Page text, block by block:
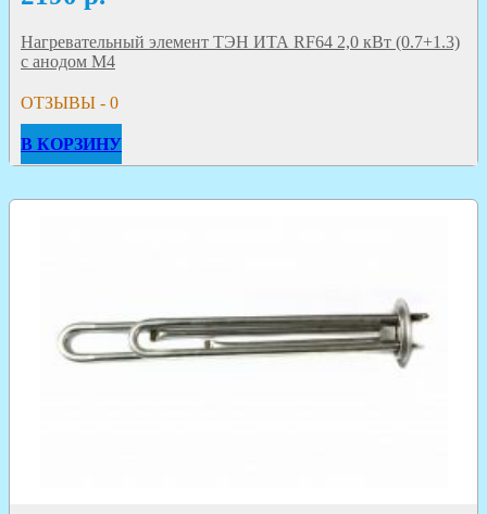
Нагревательный элемент ТЭН ИТА RF64 2,0 кВт (0.7+1.3)
с анодом М4
ОТЗЫВЫ - 0
В КОРЗИНУ